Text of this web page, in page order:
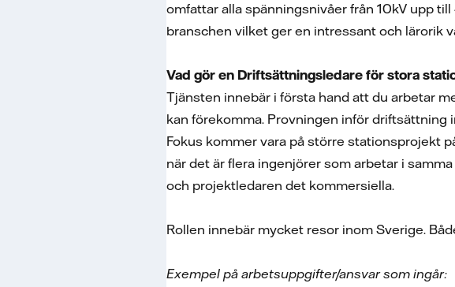
omfattar alla spänningsnivåer från 10kV upp
branschen vilket ger en intressant och lärorik
Vad gör en Driftsättningsledare för stora
Tjänsten innebär i första hand att du arbetar
kan förekomma. Provningen inför driftsättning
Fokus kommer vara på större stationsprojekt
när det är flera ingenjörer som arbetar i
och projektledaren det kommersiella.
Rollen innebär mycket resor inom Sverige.
Exempel på arbetsuppgifter/ansvar som ingår: